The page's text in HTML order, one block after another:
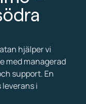
hjälper vi
med managerad
support. En
leverans i